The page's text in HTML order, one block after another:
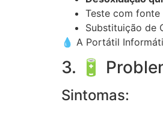
Teste com fonte
Substituição de
💧 A Portátil
3. 🔋
Sintomas: